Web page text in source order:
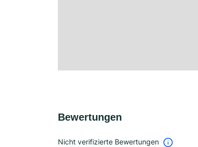
Bewertungen
Nicht verifizierte Bewertungen